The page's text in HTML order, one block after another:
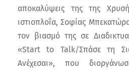
αποκαλύψεις της της
ιστιοπλοΐα, Σοφίας
τον βιασμό της σε
«Start to Talk/Σπάσε τη
Ανέχεσαι», που